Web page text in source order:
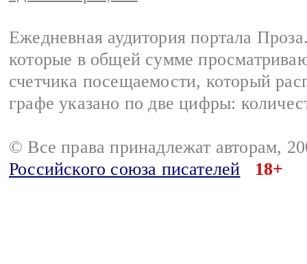
Ежедневная аудитория портала
которые в общей сумме
счетчика посещаемости, который
графе указано по две цифры:
© Все права принадлежат авторам,
Российского союза писателей
18+